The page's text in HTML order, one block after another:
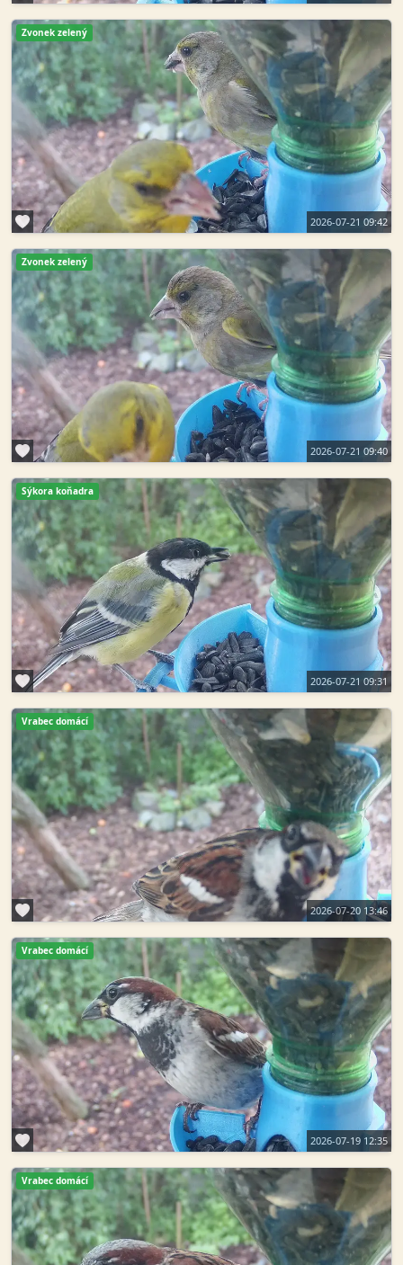
Zvonek zelený
2026-07-21 09:42
Zvonek zelený
2026-07-21 09:40
Sýkora koňadra
2026-07-21 09:31
Vrabec domácí
2026-07-20 13:46
Vrabec domácí
2026-07-19 12:35
Vrabec domácí